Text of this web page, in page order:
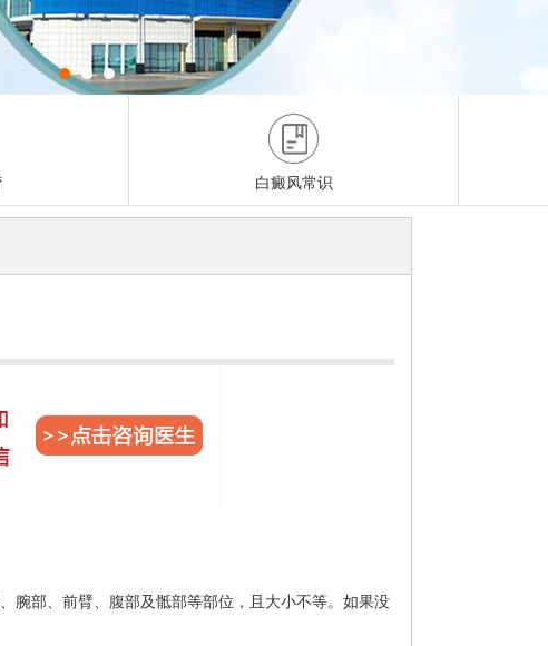
白癜风常识
腕部、前臂、腹部及骶部等部位，且大小不等。如果没